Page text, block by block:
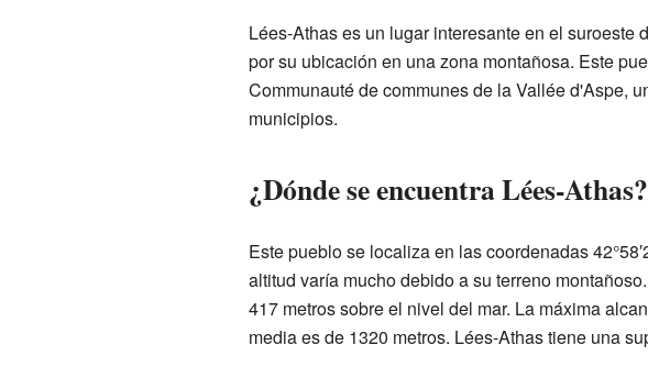
Lées-Athas es un lugar interesante en el suroeste
por su ubicación en una zona montañosa. Este
Communauté de communes de la Vallée d'Aspe,
municipios.
¿Dónde se encuentra Lées-Athas?
Este pueblo se localiza en las coordenadas
altitud varía mucho debido a su terreno
417 metros sobre el nivel del mar. La máxima
media es de 1320 metros. Lées-Athas tiene una